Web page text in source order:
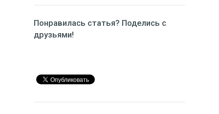
Понравилась статья? Поделись с
друзьями!